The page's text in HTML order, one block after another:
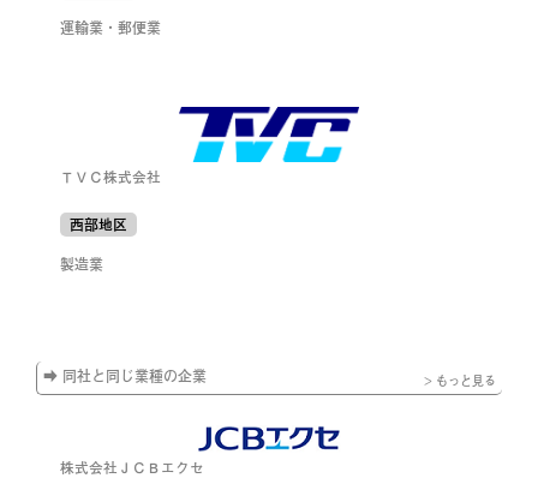
運輸業・郵便業
ＴＶＣ株式会社
西部地区
製造業
➡ 同社と同じ業種の企業 > もっと見る
株式会社ＪＣＢエクセ